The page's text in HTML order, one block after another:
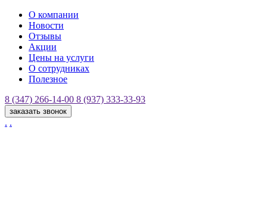
О компании
Новости
Отзывы
Акции
Цены на услуги
О сотрудниках
Полезное
8 (347) 266-14-00 8 (937) 333-33-93
заказать звонок
. .